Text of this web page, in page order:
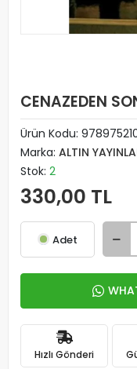
CENAZEDEN
Ürün Kodu:
Marka: ALTIN
Stok: 2
330,00 TL
Adet
Hızlı Gönderi